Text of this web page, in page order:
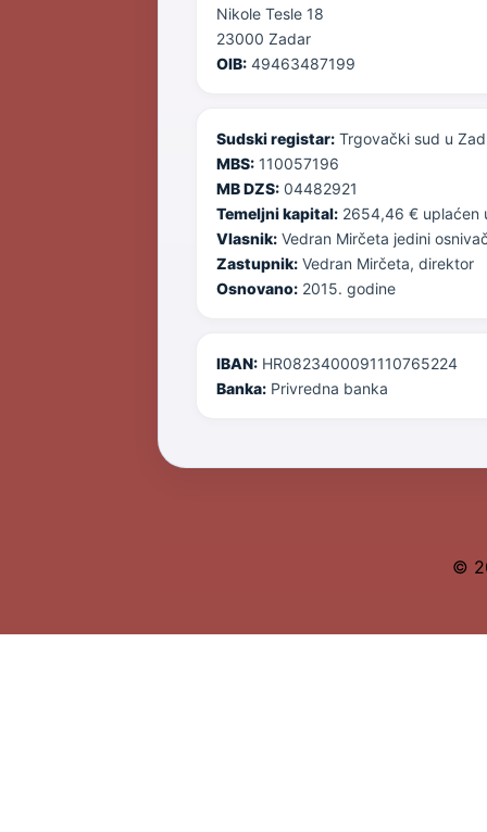
Nikole Tesle 18
23000 Zadar
OIB: 49463487199
Sudski registar: Trgovački sud u
MBS: 110057196
MB DZS: 04482921
Temeljni kapital: 2654,46 € uplaćen
Vlasnik: Vedran Mirčeta jedini
Zastupnik: Vedran Mirčeta, direktor
Osnovano: 2015. godine
IBAN: HR0823400091110765224
Banka: Privredna banka
©